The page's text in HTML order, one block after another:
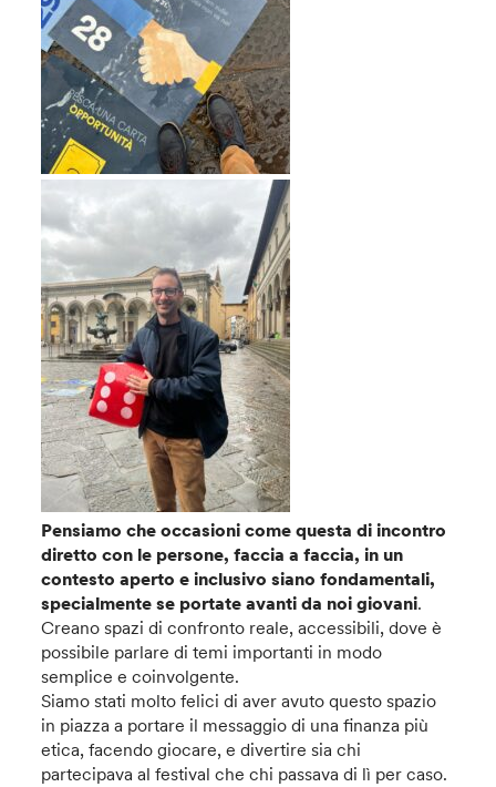
Pensiamo che occasioni come questa di incontro
diretto con le persone, faccia a faccia, in un
contesto aperto e inclusivo siano fondamentali,
specialmente se portate avanti da noi giovani.
Creano spazi di confronto reale, accessibili, dove è
possibile parlare di temi importanti in modo
semplice e coinvolgente.
Siamo stati molto felici di aver avuto questo spazio
in piazza a portare il messaggio di una finanza più
etica, facendo giocare, e divertire sia chi
partecipava al festival che chi passava di lì per caso.